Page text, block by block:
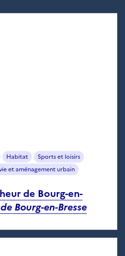
Habitat
Sports et loisirs
et aménagement urbain
de Bourg-en-
Bourg-en-Bresse